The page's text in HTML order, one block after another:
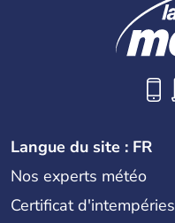
Langue du site : FR
Nos experts météo
Certificat d'intempéries